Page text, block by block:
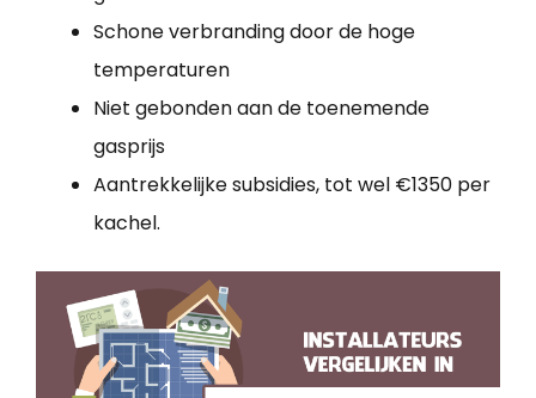
Schone verbranding door de hoge
temperaturen
Niet gebonden aan de toenemende
gasprijs
Aantrekkelijke subsidies, tot wel €1350 per
kachel.